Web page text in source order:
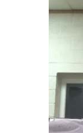
Résultats 2015
Comptes Rendus